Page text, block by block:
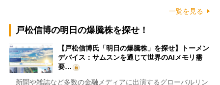
一覧を見る
戸松信博の明日の爆騰株を探せ！
【戸松信博氏「明日の爆騰株」を探せ】トーメン
デバイス：サムスンを通じて世界のAIメモリ需
要…
新聞や雑誌など多数の金融メディアに出演するグローバルリン